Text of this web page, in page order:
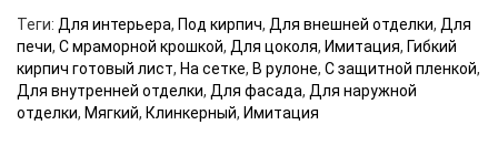
Теги: Для интерьера, Под кирпич, Для внешней отделки, Для
печи, С мраморной крошкой, Для цоколя, Имитация, Гибкий
кирпич готовый лист, На сетке, В рулоне, С защитной пленкой,
Для внутренней отделки, Для фасада, Для наружной
отделки, Мягкий, Клинкерный, Имитация